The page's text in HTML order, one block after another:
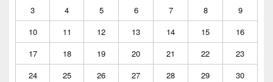
3
4 5 6 7 8
9
10
11 12 13 14 15
16
17
18 19 20 21 22
23
24
25 26 27 28 29
30